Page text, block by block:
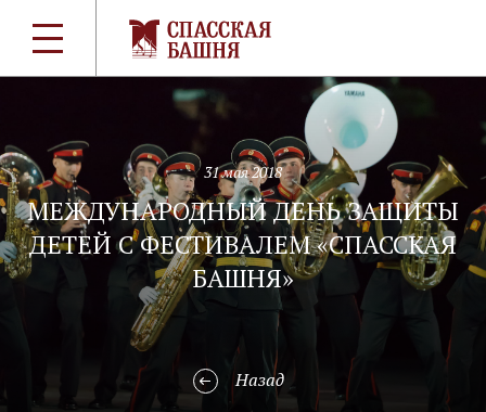
31 мая 2018
МЕЖДУНАРОДНЫЙ ДЕНЬ ЗАЩИТЫ
ДЕТЕЙ С ФЕСТИВАЛЕМ «СПАССКАЯ
БАШНЯ»
Назад